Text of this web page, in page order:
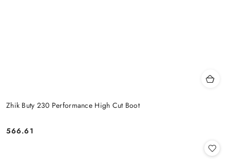
Zhik Buty 230 Performance High Cut Boot
Cena:
566.61